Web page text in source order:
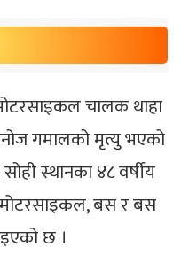
मोटरसाइकल चालक थाहा
गमालको मृत्यु भएको
स्थानका ४८ वर्षीय
बस र बस
छ ।